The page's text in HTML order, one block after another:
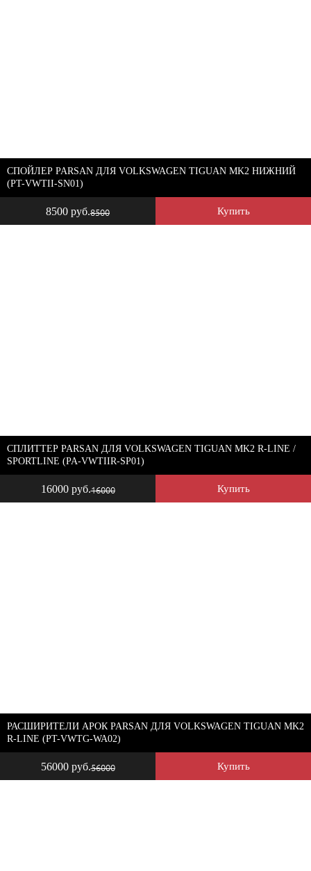
8500 руб.8500 Купить
СПОЙЛЕР PARSAN ДЛЯ VOLKSWAGEN TIGUAN MK2 НИЖНИЙ
(PT-VWTII-SN01)
16000 руб.16000 Купить
СПЛИТТЕР PARSAN ДЛЯ VOLKSWAGEN TIGUAN MK2 R-LINE /
SPORTLINE (PA-VWTIIR-SP01)
56000 руб.56000 Купить
РАСШИРИТЕЛИ АРОК PARSAN ДЛЯ VOLKSWAGEN TIGUAN MK2
R-LINE (PT-VWTG-WA02)